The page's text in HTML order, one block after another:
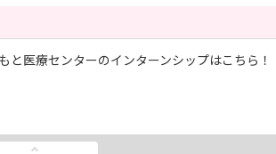
と医療センターのインターンシップはこちら！